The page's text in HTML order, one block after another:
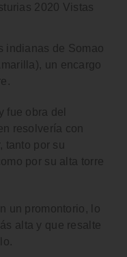
indianas de Somao
, un encargo
fue obra del
resolvería con
por su
por su alta torre
un promontorio, lo
alta y que resalte